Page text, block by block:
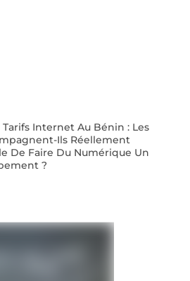
Internet Au Bénin : Les
Ils Réellement
De Faire Du Numérique Un
?